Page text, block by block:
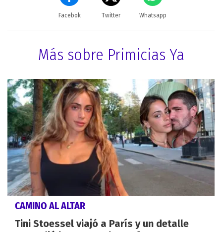
Facebok Twitter Whatsapp
Más sobre Primicias Ya
CAMINO AL ALTAR
Tini Stoessel viajó a París y un detalle